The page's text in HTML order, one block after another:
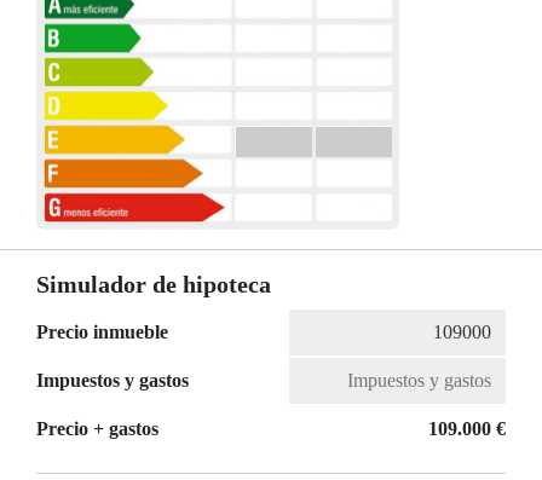
Simulador de hipoteca
Precio inmueble
Impuestos y gastos
Precio + gastos 109.000 €